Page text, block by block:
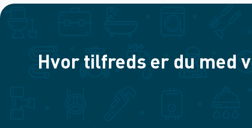
Hvor tilfreds er du med